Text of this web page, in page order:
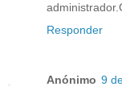
Responder
Anónimo 9